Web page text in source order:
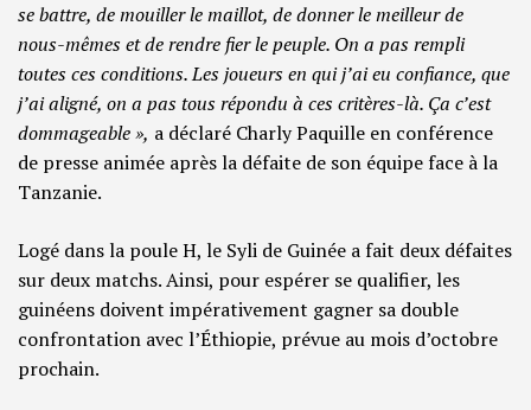
se battre, de mouiller le maillot, de donner le meilleur de
nous-mêmes et de rendre fier le peuple. On a pas rempli
toutes ces conditions. Les joueurs en qui j’ai eu confiance, que
j’ai aligné, on a pas tous répondu à ces critères-là. Ça c’est
dommageable », a déclaré Charly Paquille en conférence
de presse animée après la défaite de son équipe face à la
Tanzanie.
Logé dans la poule H, le Syli de Guinée a fait deux défaites
sur deux matchs. Ainsi, pour espérer se qualifier, les
guinéens doivent impérativement gagner sa double
confrontation avec l’Éthiopie, prévue au mois d’octobre
prochain.